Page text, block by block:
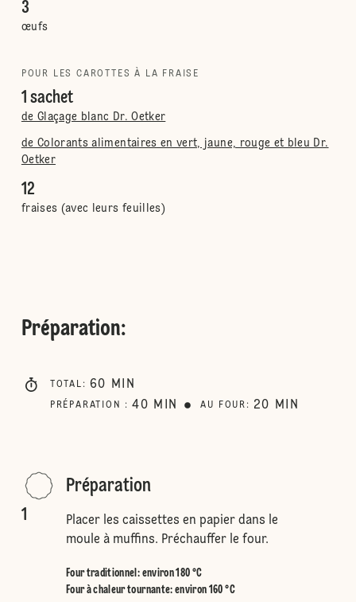
3
œufs
POUR LES CAROTTES À LA FRAISE
1 sachet
de Glaçage blanc Dr. Oetker
de Colorants alimentaires en vert, jaune, rouge et bleu Dr.
Oetker
12
fraises (avec leurs feuilles)
Préparation:
TOTAL : 60 MIN
PRÉPARATION : 40 MIN AU FOUR : 20 MIN
1
Préparation
Placer les caissettes en papier dans le
moule à muffins. Préchauffer le four.
Four traditionnel : environ 180 °C
Four à chaleur tournante: environ 160 °C